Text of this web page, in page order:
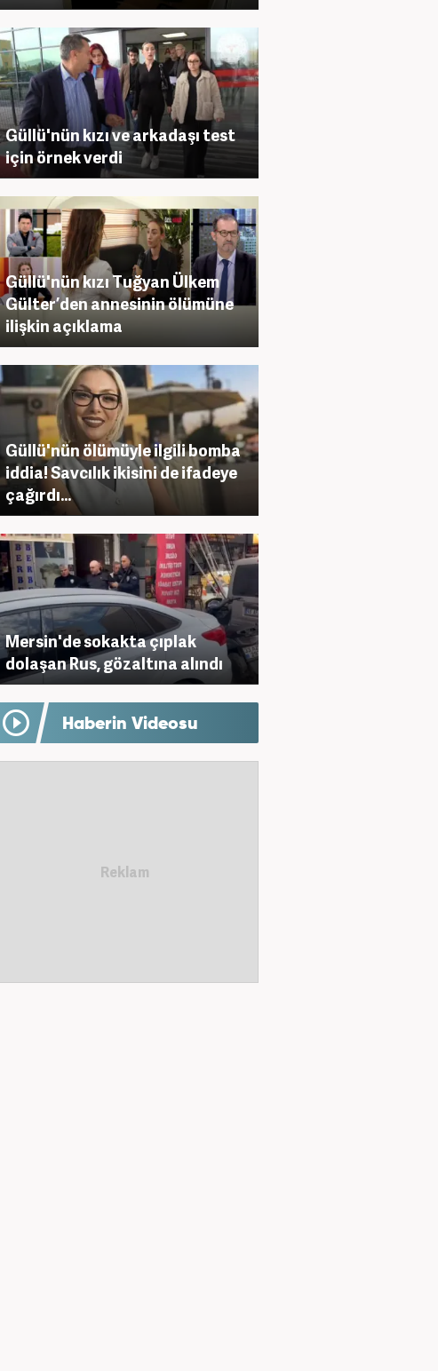
Güllü'nün kızı ve arkadaşı test
için örnek verdi
Güllü'nün kızı Tuğyan Ülkem
Gülter’den annesinin ölümüne
ilişkin açıklama
Güllü'nün ölümüyle ilgili bomba
iddia! Savcılık ikisini de ifadeye
çağırdı...
Mersin'de sokakta çıplak
dolaşan Rus, gözaltına alındı
Haberin Videosu